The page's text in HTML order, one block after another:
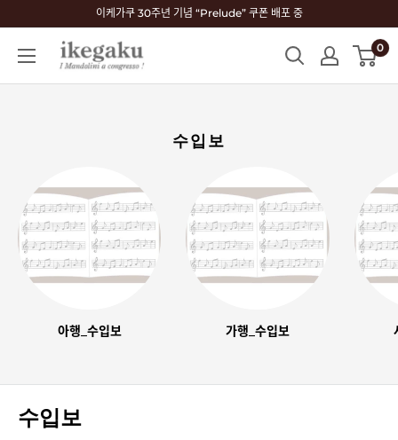
로
이케가쿠 30주년 기념 “Prelude” 쿠폰 배포 중
Mandolin
&
0
수입보
아행_수입보 가행_수입보
수입보